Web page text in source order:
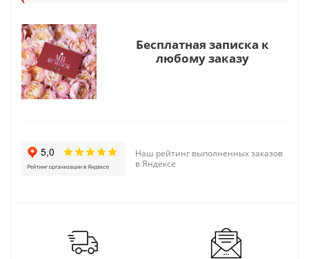
Бесплатная записка к
любому заказу
Наш рейтинг выполненных заказов
в Яндексе